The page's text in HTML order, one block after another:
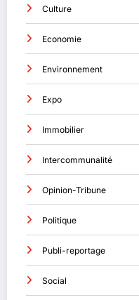
Culture
Economie
Environnement
Expo
Immobilier
Intercommunalité
Opinion-Tribune
Politique
Publi-reportage
Social